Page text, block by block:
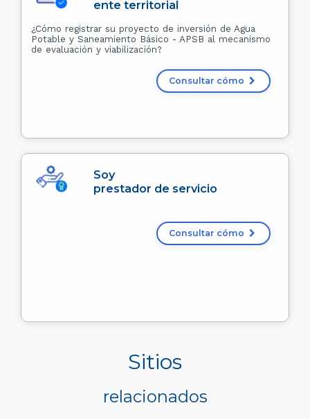
ente territorial
¿Cómo registrar su proyecto de inversión de Agua
Potable y Saneamiento Básico - APSB al mecanismo
de evaluación y viabilización?
Consultar cómo
Soy
prestador de servicio
Consultar cómo
Sitios
relacionados